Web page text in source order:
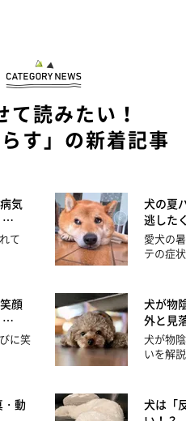
て読みたい！
す」の新着記事
気
…
て
犬の夏
逃した
愛犬の
テの症
顔
…
に笑
犬が物
外と見
犬が物
いを解
・動
犬は「